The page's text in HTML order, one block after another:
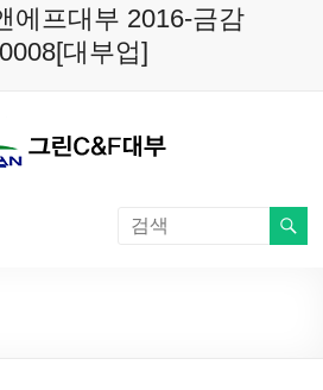
에프대부 2016-금감
대부업]